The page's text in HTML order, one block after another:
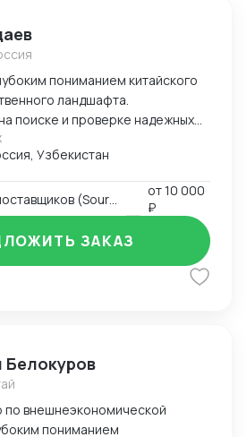
пониманием китайского
ландшафта.
поиске и проверке надежных
переговоров и полном
поставок от фабрики до
в контроле качества и
издержек. Поиск и проверка
работы с B2B-платформами
проведение
проверка юридической
размещения до отгрузки
отслеживание
логистических процессов
с форвардерами,
Узбекистан
от10 000
₽
ЗАКАЗ
Белокуров
внешнеэкономической
пониманием